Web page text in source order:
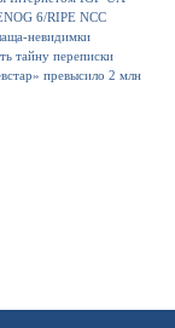
6/RIPE NCC
невидимки
тайну переписки
превысило 2 млн